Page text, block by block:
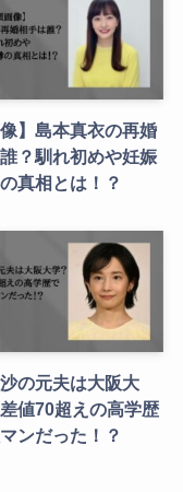
像】島本真衣の再婚
？馴れ初めや妊娠
真相とは！？
の元夫は大阪大
値70超えの高学歴
ンだった！？